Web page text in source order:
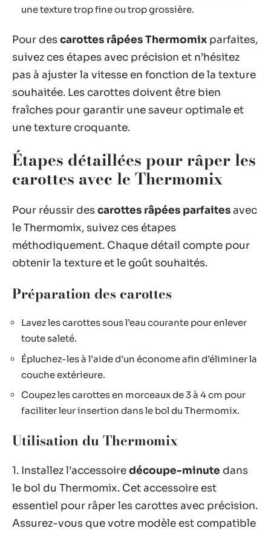
une texture trop fine ou trop grossière.
Pour descarottes râpées Thermomix parfaites,
suivez ces étapes avec précision et n’hésitez
pas à ajuster la vitesse en fonction de la texture
souhaitée. Les carottes doivent être bien
fraîches pour garantir une saveur optimale et
une texture croquante.
Étapes détaillées pour râper les
carottes avec le Thermomix
Pour réussir descarottes râpées parfaitesavec
le Thermomix, suivez ces étapes
méthodiquement. Chaque détail compte pour
obtenir la texture et le goût souhaités.
Préparation des carottes
Lavez les carottes sous l’eau courante pour enlever
toute saleté.
Épluchez-les à l’aide d’un économe afin d’éliminer la
couche extérieure.
Coupez les carottes en morceaux de 3 à 4 cm pour
faciliter leur insertion dans le bol du Thermomix.
Utilisation du Thermomix
1. Installez l’accessoiredécoupe-minute dans
le bol du Thermomix. Cet accessoire est
essentiel pour râper les carottes avec précision.
Assurez-vous que votre modèle est compatible